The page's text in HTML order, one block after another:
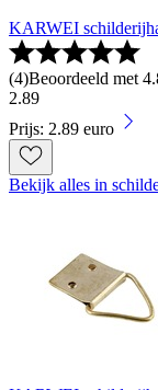
KARWEI
(4)Beoordeeld met
2.89
Prijs: 2.89 euro
Bekijk alles in